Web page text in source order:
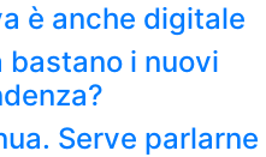
è anche digitale
bastano i nuovi
Serve parlarne